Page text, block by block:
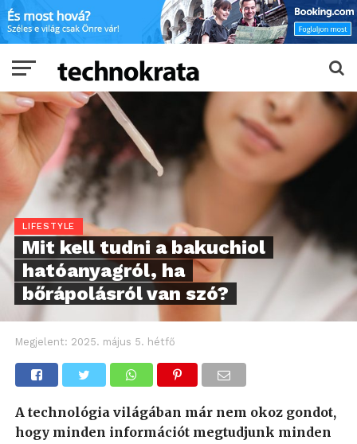
LIFESTYLE
Mit kell tudni a bakuchiol
hatóanyagról, ha
bőrápolásról van szó?
Megjelent: 2025. május 5. hétfő
A technológia világában már nem okoz gondot,
hogy minden információt megtudjunk minden